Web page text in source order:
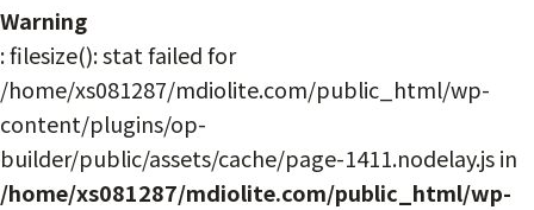
Warning
: filesize(): stat failed for
/home/xs081287/mdiolite.com/public_html/wp-
content/plugins/op-
builder/public/assets/cache/page-1411.nodelay.js in
/home/xs081287/mdiolite.com/public_html/wp-